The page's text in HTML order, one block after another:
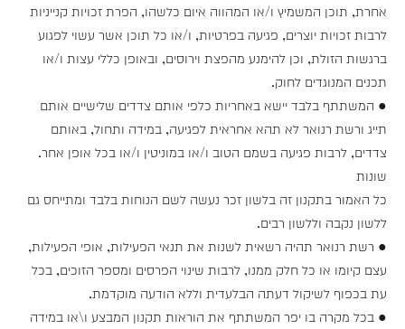
אחרת, תוכן המשמיץ ו/או המהווה איום כלשהו, הפרת זכויות קנייניות
לרבות זכויות יוצרים, פגיעה בפרטיות, ו/או כל תוכן אשר עשוי לפגוע
ברגשות הזולת, וכן להימנע מהפצת וירוסים, ובאופן כללי עצות ו/או
תכנים המנוגדים לחוק.
● המשתתף בלבד יישא באחריות כלפי אותם צדדים שלישיים אותם
תייג ורשת רנואר לא תהא אחראית לפגיעה, במידה ותחול, באותם
צדדים, לרבות פגיעה בשמם הטוב ו/או במוניטין ו/או בכל אופן אחר.
שונות
כל האמור בתקנון זה בלשון זכר נעשה לשם הנוחות בלבד ומתייחס גם
ללשון נקבה וללשון רבים.
● רשת רנואר תהיה רשאית לשנות את תנאי הפעילות, אופי הפעילות,
עצם קיומו או כל חלק ממנו, לרבות שינוי הפרסים ומספר הזוכים, בכל
עת בכפוף לשיקול דעתה הבלעדית וללא הודעה מוקדמת.
● בכל מקרה בו יפר המשתתף את הוראות תקנון המבצע ו\או במידה